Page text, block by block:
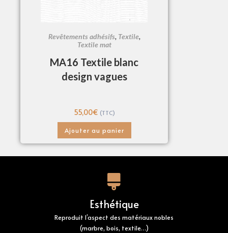
Revêtements adhésifs, Textile,
Textile mat
MA16 Textile blanc
design vagues
55,00€ (TTC)
Ajouter au panier
Esthétique
Reproduit l’aspect des matériaux nobles
(marbre, bois, textile…)